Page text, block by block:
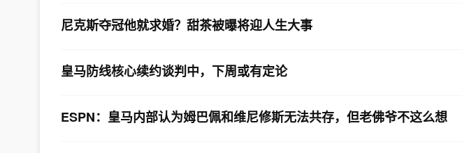
尼克斯夺冠他就求婚？甜茶被曝将迎人生大事
皇马防线核心续约谈判中，下周或有定论
ESPN：皇马内部认为姆巴佩和维尼修斯无法共存，但老佛爷不这么想